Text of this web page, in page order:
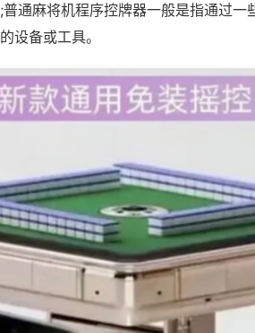
通麻将机程序控牌器一般是指通过一
设备或工具。